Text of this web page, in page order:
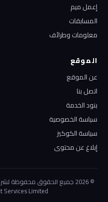
إعمل ميم
المسابقات
معلومات وطرائف
الموقع
عن الموقع
اتصل بنا
بنود الخدمة
سياسة الخصوصية
سياسة الكوكيز
إبلاغ عن محتوى
Services Limited